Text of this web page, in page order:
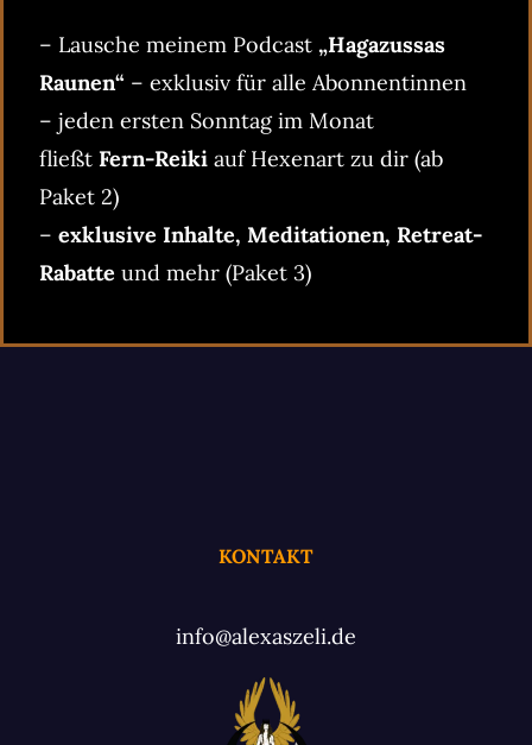
– Lausche meinem Podcast „Hagazussas
Raunen“ – exklusiv für alle Abonnentinnen
– jeden ersten Sonntag im Monat
fließt Fern-Reiki auf Hexenart zu dir (ab
Paket 2)
– exklusive Inhalte, Meditationen, Retreat-
Rabatte und mehr (Paket 3)
KONTAKT
info@alexaszeli.de